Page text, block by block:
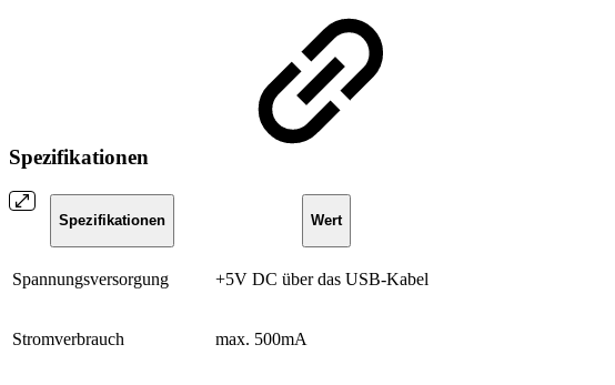
Spezifikationen
Spezifikationen Wert
Spannungsversorgung +5V DC über das USB-Kabel
Stromverbrauch max. 500mA